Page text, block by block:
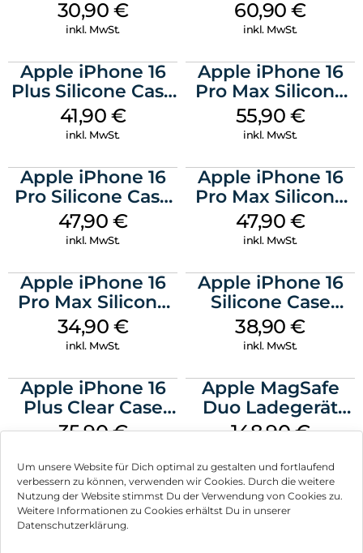
Um unsere Website für Dich optimal zu gestalten und fortlaufend
verbessern zu können, verwenden wir Cookies. Durch die weitere
Nutzung der Website stimmst Du der Verwendung von Cookies zu.
Weitere Informationen zu Cookies erhältst Du in unserer
Datenschutzerklärung.
Kabel Weiß
30,90 €
inkl. MwSt.
MagSafe Stone
Gray
60,90€
inkl. MwSt.
Apple iPhone 16
Plus Silicone Case
MagSafe Stone
Gray
41,90 €
inkl. MwSt.
Apple iPhone 16
Pro Max Silicone
Case MagSafe
Stone Gray
55,90 €
inkl. MwSt.
Apple iPhone 16
Pro Silicone Case
MagSafe Denim
47,90 €
inkl. MwSt.
Apple iPhone 16
Pro Max Silicone
Case MagSafe
Black
47,90 €
inkl. MwSt.
Apple iPhone 16
Pro Max Silicone
Case MagSafe
Denim
34,90 €
inkl. MwSt.
Apple iPhone 16
Silicone Case
MagSafe
Ultramarine
38,90€
inkl. MwSt.
Apple iPhone 16
Plus Clear Case
MagSafe
35,90€
Apple MagSafe
Duo Ladegerät
Weiß
148,90€